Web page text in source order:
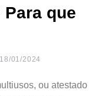
que
18/01/2024
ou atestado